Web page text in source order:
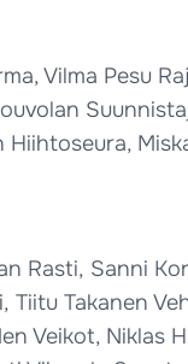
Vilma Pesu
Hiihtoseura,
Rasti, Sanni
Takanen
Veikot, Niklas